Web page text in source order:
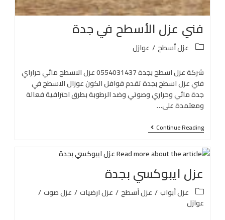
فني عزل الأسطح في جدة
عزل أسطح/ عوازل
شركة عزل اسطح بجدة 0554031437 عزل الاسطح مائي حراراي
فني عزل اسطح بجدة تقدم قوافل الكون عوزال الاسطح في
جدة مائي وحراري وصوتي وضد الرطوبة بطرق احترافية فعالة
ومعتمدة على…
Continue Reading
عزل ايبوكسي بجدة
عزل أبواب/ عزل أسطح/ عزل ارضيات/ عزل صوت/
عوازل